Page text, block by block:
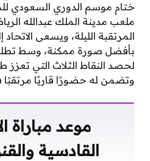
ختام موسم الدوري السعودي
ملعب مدينة الملك عبدالله
المرتقبة الليلة، ويسعى
بأفضل صورة ممكنة، وسط
لحصد النقاط الثلاث التي تعزز
وتضمن له حضورًا قاريًا مرتقبًا
موعد مباراة
القادسية